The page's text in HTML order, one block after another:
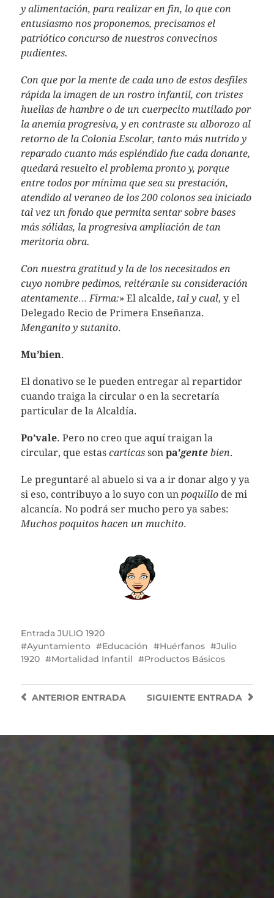
y alimentación, para realizar en fin, lo que con
entusiasmo nos proponemos, precisamos el
patriótico concurso de nuestros convecinos
pudientes.
Con que por la mente de cada uno de estos desfiles
rápida la imagen de un rostro infantil, con tristes
huellas de hambre o de un cuerpecito mutilado por
la anemia progresiva, y en contraste su alborozo al
retorno de la Colonia Escolar, tanto más nutrido y
reparado cuanto más espléndido fue cada donante,
quedará resuelto el problema pronto y, porque
entre todos por mínima que sea su prestación,
atendido al veraneo de los 200 colonos sea iniciado
tal vez un fondo que permita sentar sobre bases
más sólidas, la progresiva ampliación de tan
meritoria obra.
Con nuestra gratitud y la de los necesitados en
cuyo nombre pedimos, reitéranle su consideración
atentamente… Firma:» El alcalde, tal y cual, y el
Delegado Recio de Primera Enseñanza.
Menganito y sutanito.
Mu’bien.
El donativo se le pueden entregar al repartidor
cuando traiga la circular o en la secretaría
particular de la Alcaldía.
Po’vale. Pero no creo que aquí traigan la
circular, que estas carticasson pa’gentebien.
Le preguntaré al abuelo si va a ir donar algo y ya
si eso, contribuyo a lo suyo con un poquillode mi
alcancía. No podrá ser mucho pero ya sabes:
Muchos poquitos hacen un muchito.
Entrada JULIO 1920
Ayuntamiento
Educación Huérfanos
Julio
1920
Mortalidad Infantil Productos Básicos
SIGUIENTE ENTRADA
ANTERIORENTRADA